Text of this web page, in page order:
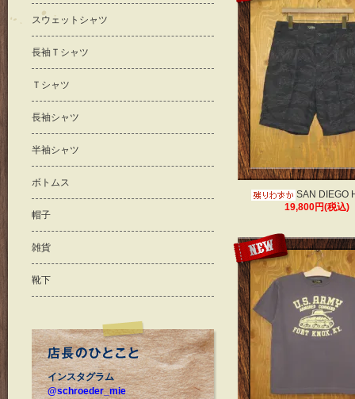
SAN DIEGO
19,800円(税込)
スウェットシャツ
長袖Ｔシャツ
Ｔシャツ
長袖シャツ
半袖シャツ
ボトムス
帽子
雑貨
靴下
インスタグラム
@schroeder_mie